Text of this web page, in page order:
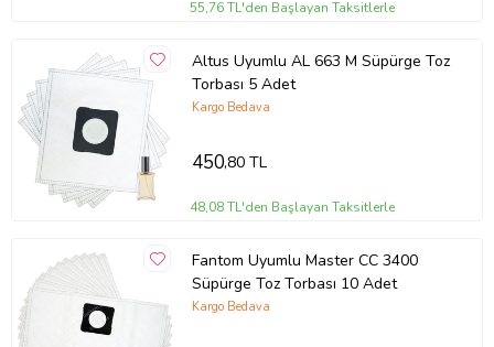
55,76 TL'den Başlayan Taksitlerle
Altus Uyumlu AL 663 M Süpürge Toz
Torbası 5 Adet
Kargo Bedava
450,80 TL
48,08 TL'den Başlayan Taksitlerle
Fantom Uyumlu Master CC 3400
Süpürge Toz Torbası 10 Adet
Kargo Bedava